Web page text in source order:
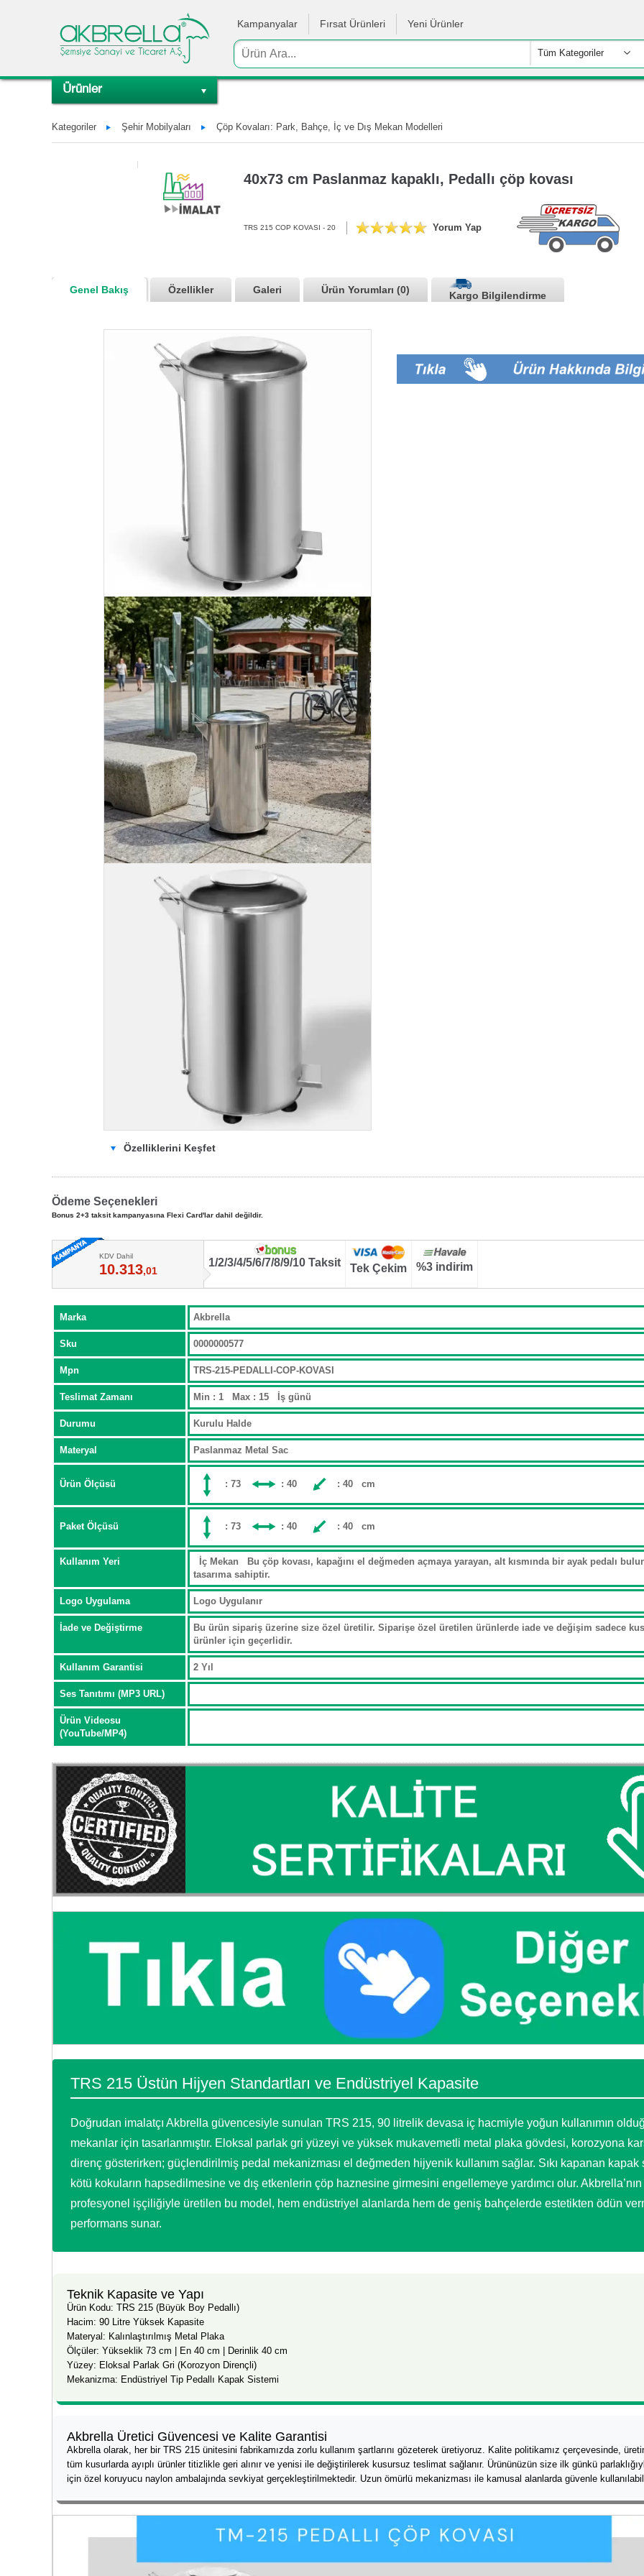
Kampanyalar Fırsat Ürünleri Yeni Ürünler
Tüm Kategoriler
Ürünler
Kategoriler Şehir Mobilyaları Çöp Kovaları: Park, Bahçe, İç ve Dış Mekan Modelleri
40x73 cm Paslanmaz kapaklı, Pedallı çöp kovası
TRS 215 COP KOVASI - 20 Yorum Yap
Genel Bakış Özellikler Galeri Ürün Yorumları (0)
Kargo Bilgilendirme
Özelliklerini Keşfet
Ödeme Seçenekleri
Bonus 2+3 taksit kampanyasına Flexi Card'lar dahil değildir.
KDV Dahil
10.313,01
1/2/3/4/5/6/7/8/9/10 Taksit Tek Çekim %3 indirim
Marka Akbrella
Sku 0000000577
Mpn TRS-215-PEDALLI-COP-KOVASI
Teslimat Zamanı Min : 1 Max : 15 İş günü
Durumu Kurulu Halde
Materyal Paslanmaz Metal Sac
Ürün Ölçüsü : 73 : 40 : 40 cm
Paket Ölçüsü : 73 : 40 : 40 cm
Kullanım Yeri
İç Mekan Bu çöp kovası, kapağını el değmeden açmaya yarayan, alt kısmında bir ayak pedalı
tasarıma sahiptir.
Logo Uygulama Logo Uygulanır
İade ve Değiştirme
Bu ürün sipariş üzerine size özel üretilir. Siparişe özel üretilen ürünlerde iade ve değişim sadece
ürünler için geçerlidir.
Kullanım Garantisi 2 Yıl
Ses Tanıtımı (MP3 URL)
Ürün Videosu
(YouTube/MP4)
TRS 215 Üstün Hijyen Standartları ve Endüstriyel Kapasite
Doğrudan imalatçı Akbrella güvencesiyle sunulan TRS 215, 90 litrelik devasa iç hacmiyle yoğun kullanımın
mekanlar için tasarlanmıştır. Eloksal parlak gri yüzeyi ve yüksek mukavemetli metal plaka gövdesi, korozyona
direnç gösterirken; güçlendirilmiş pedal mekanizması el değmeden hijyenik kullanım sağlar. Sıkı kapanan kapak
kötü kokuların hapsedilmesine ve dış etkenlerin çöp haznesine girmesini engellemeye yardımcı olur. Akbrella’nın
profesyonel işçiliğiyle üretilen bu model, hem endüstriyel alanlarda hem de geniş bahçelerde estetikten ödün
performans sunar.
Teknik Kapasite ve Yapı
Ürün Kodu: TRS 215 (Büyük Boy Pedallı)
Hacim: 90 Litre Yüksek Kapasite
Materyal: Kalınlaştırılmış Metal Plaka
Ölçüler: Yükseklik 73 cm | En 40 cm | Derinlik 40 cm
Yüzey: Eloksal Parlak Gri (Korozyon Dirençli)
Mekanizma: Endüstriyel Tip Pedallı Kapak Sistemi
Akbrella Üretici Güvencesi ve Kalite Garantisi
Akbrella olarak, her bir TRS 215 ünitesini fabrikamızda zorlu kullanım şartlarını gözeterek üretiyoruz. Kalite politikamız çerçevesinde,
tüm kusurlarda ayıplı ürünler titizlikle geri alınır ve yenisi ile değiştirilerek kusursuz teslimat sağlanır. Ürününüzün size ilk günkü
için özel koruyucu naylon ambalajında sevkiyat gerçekleştirilmektedir. Uzun ömürlü mekanizması ile kamusal alanlarda güvenle